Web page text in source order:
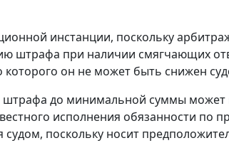
инстанции, поскольку
штрафа при наличии смягчающих
он не может быть снижен
до минимальной суммы может
исполнения обязанности по
судом, поскольку носит